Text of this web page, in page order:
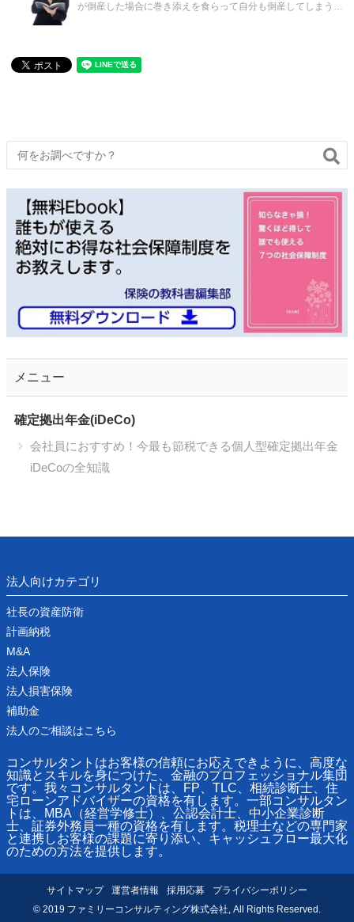
が倒産した場合に巻き添えを食らって自分も倒産してしまうこ
メニュー
確定拠出年金(iDeCo)
会社員におすすめ！今最も節税できる個人型確定拠出年金
iDeCoの全知識
法人向けカテゴリ
社長の資産防衛
計画納税
M&A
法人保険
法人損害保険
補助金
法人のご相談はこちら
コンサルタントはお客様の信頼にお応えできように、高度な
知識とスキルを身につけた、金融のプロフェッショナル集団
です。我々コンサルタントは、FP、TLC、相続診断士、住
宅ローンアドバイザーの資格を有します。一部コンサルタン
トは、MBA（経営学修士）、公認会計士、中小企業診断
士、証券外務員一種の資格を有します。税理士などの専門家
と連携しお客様の課題に寄り添い、キャッシュフロー最大化
のための方法を提供します。
サイトマップ 運営者情報 採用応募
プライバシーポリシー
© 2019 ファミリーコンサルティング株式会社, All Rights Reserved.